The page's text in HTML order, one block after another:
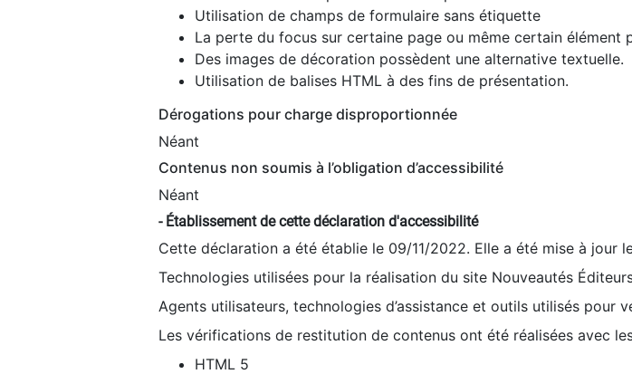
Utilisation de champs de formulaire sans étiquette
La perte du focus sur certaine page ou même certain élément
Des images de décoration possèdent une alternative textuelle.
Utilisation de balises HTML à des fins de présentation.
Dérogations pour charge disproportionnée
Néant
Contenus non soumis à l’obligation d’accessibilité
Néant
- Établissement de cette déclaration d'accessibilité
Cette déclaration a été établie le 09/11/2022. Elle a été mise à jour
Technologies utilisées pour la réalisation du site Nouveautés
Agents utilisateurs, technologies d’assistance et outils utilisés pour
Les vérifications de restitution de contenus ont été réalisées avec
HTML 5